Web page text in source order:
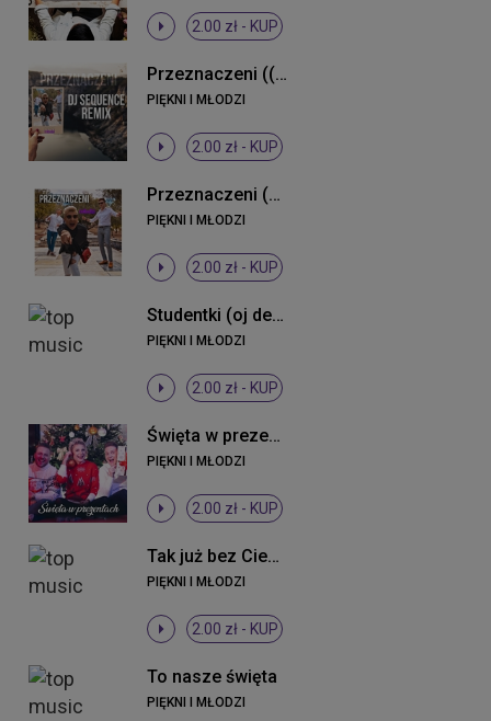
2.00 zł - KUP
Przeznaczeni ((DJ Sequence Remix))
PIĘKNI I MŁODZI
2.00 zł - KUP
Przeznaczeni (Original Mix)
PIĘKNI I MŁODZI
2.00 zł - KUP
Studentki (oj dewki) (Radio Edit)
PIĘKNI I MŁODZI
2.00 zł - KUP
Święta w prezentach ((Original Mix))
PIĘKNI I MŁODZI
2.00 zł - KUP
Tak już bez Ciebie (Radio Edit)
PIĘKNI I MŁODZI
2.00 zł - KUP
To nasze święta
PIĘKNI I MŁODZI